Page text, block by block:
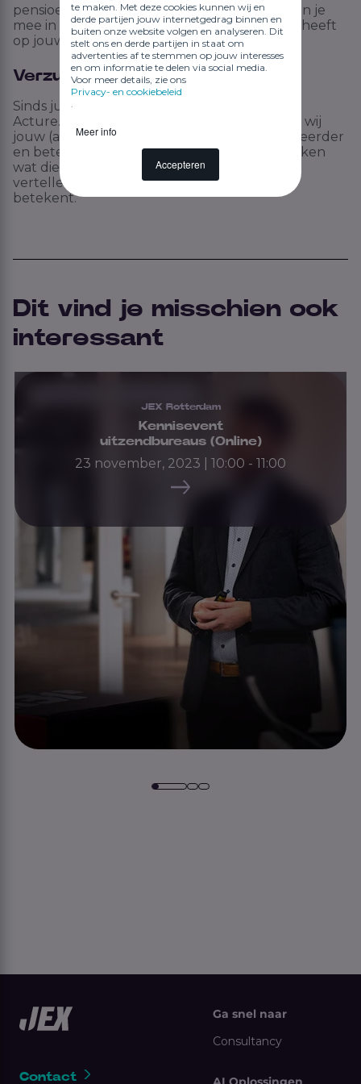
te maken. Met deze cookies kunnen wij en
derde partijen jouw internetgedrag binnen en
buiten onze website volgen en analyseren. Dit
stelt ons en derde partijen in staat om
advertenties af te stemmen op jouw interesses
en om informatie te delen via social media.
Voor meer details, zie ons
Privacy- en cookiebeleid
.
Meer info
Accepteren
pensioenleeftijd van 21 naar 18 jaar. Wij nemen je
mee in de ontwikkelingen en welk effect dit heeft
op jouw bedrijfsvoering.
Verzuim
Sinds juli hebben wij een samenwerking met
Acture. Dankzij deze samenwerking kunnen wij
jouw (arbeidsongeschikte) uitzendkrachten eerder
en beter begeleiden tijdens verzuim. We duiken
wat dieper in ons nieuwe verzuimbeleid en
vertellen wat dit voor jouw uitzendbureau
betekent.
Dit vind je misschien ook
interessant
JEX Rotterdam
Kennisevent
uitzendbureaus (Online)
23 november, 2023 | 10:00 - 11:00
Contact
Ga snel naar
Consultancy